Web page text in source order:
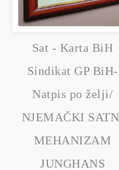
Sat - Karta BiH
Sindikat GP BiH-
Natpis po želji/
NJEMAČKI
MEHANIZAM
JUNGHANS